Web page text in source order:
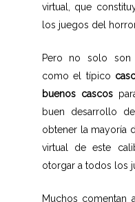
virtual, que
los juegos del
Pero no solo son
como el típico
buenos cascos
buen desarrollo
obtener la mayoría
virtual de este
otorgar a todos los
Muchos comentan